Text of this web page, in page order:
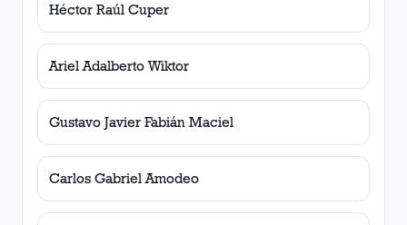
Héctor Raúl Cuper
Ariel Adalberto Wiktor
Gustavo Javier Fabián Maciel
Carlos Gabriel Amodeo